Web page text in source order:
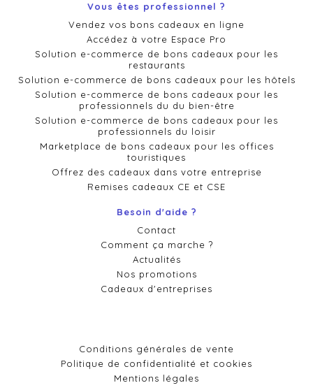
Vous êtes professionnel ?
Vendez vos bons cadeaux en ligne
Accédez à votre Espace Pro
Solution e-commerce de bons cadeaux pour les
restaurants
Solution e-commerce de bons cadeaux pour les hôtels
Solution e-commerce de bons cadeaux pour les
professionnels du du bien-être
Solution e-commerce de bons cadeaux pour les
professionnels du loisir
Marketplace de bons cadeaux pour les offices
touristiques
Offrez des cadeaux dans votre entreprise
Remises cadeaux CE et CSE
Besoin d'aide ?
Contact
Comment ça marche ?
Actualités
Nos promotions
Cadeaux d'entreprises
Conditions générales de vente
Politique de confidentialité et cookies
Mentions légales